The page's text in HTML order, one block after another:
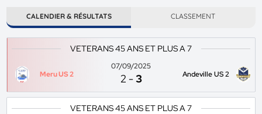
CALENDIER & RÉSULTATS CLASSEMENT
VETERANS 45 ANS ET PLUS A 7
Meru US 2
07/09/2025
2 -3 Andeville US 2
VETERANS 45 ANS ET PLUS A 7